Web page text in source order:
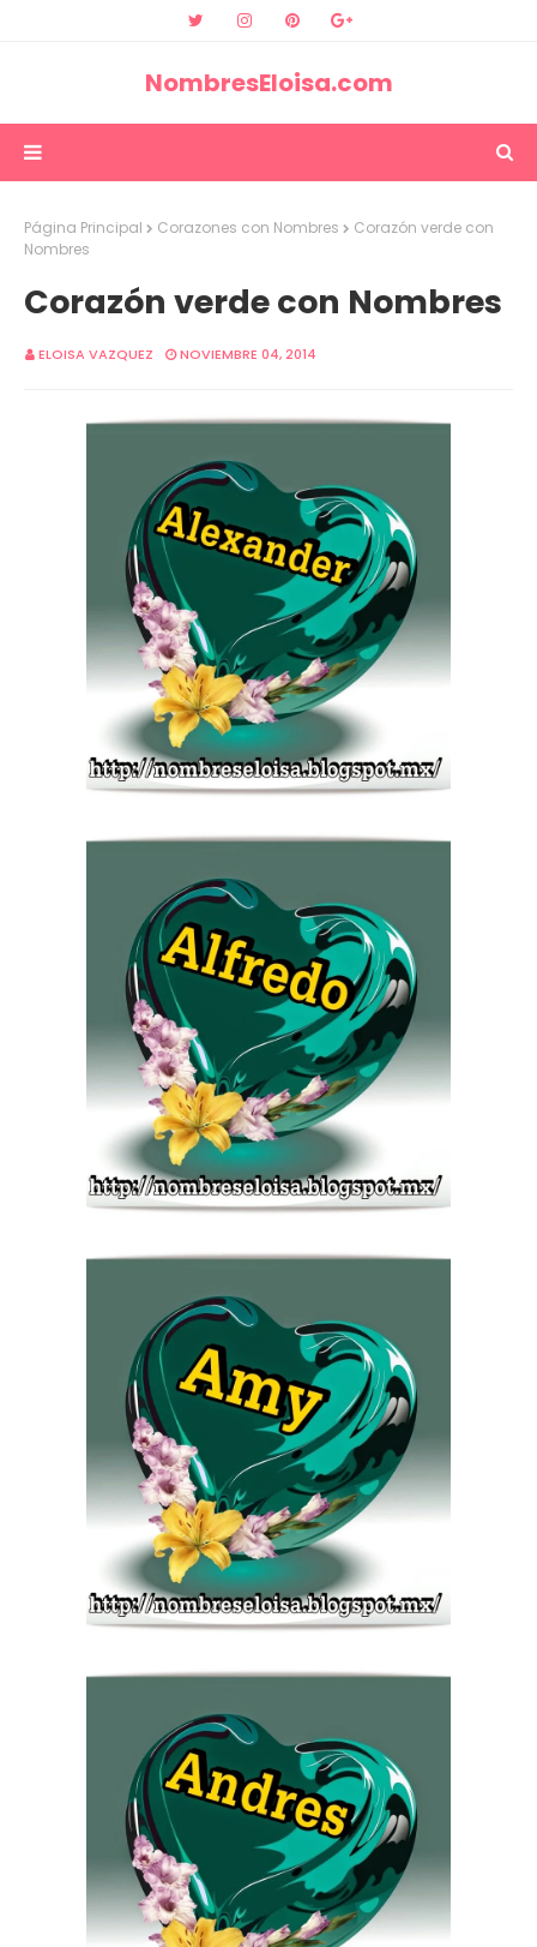
NombresEloisa.com
Página Principal Corazones con Nombres
Corazón verde con
Nombres
Corazón verde con Nombres
ELOISA VAZQUEZ NOVIEMBRE 04, 2014